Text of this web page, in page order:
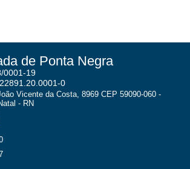
de Ponta Negra
0001-19
0
Vicente da Costa, 8969 CEP 59090-060 -
- RN